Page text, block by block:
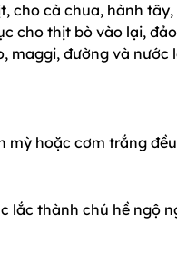
cho cà chua, hành
cho thịt bò vào lại,
maggi, đường và nước
mỳ hoặc cơm trắng
thành chú hề ngộ